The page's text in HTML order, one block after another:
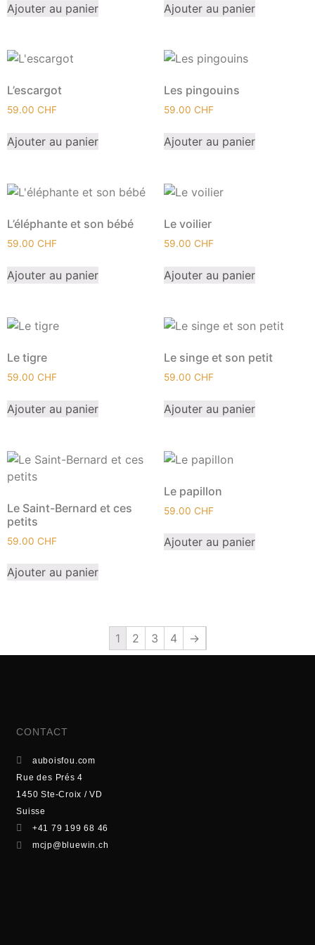
Ajouter au panier Ajouter au panier
L’escargot
59.00 CHF
Ajouter au panier
Les pingouins
59.00 CHF
Ajouter au panier
L’éléphante et son bébé
59.00 CHF
Ajouter au panier
Le voilier
59.00 CHF
Ajouter au panier
Le tigre
59.00 CHF
Ajouter au panier
Le singe et son petit
59.00 CHF
Ajouter au panier
Le Saint-Bernard et ces
petits
59.00 CHF
Ajouter au panier
Le papillon
59.00 CHF
Ajouter au panier
1 2 3 4 →
CONTACT
auboisfou.com
Rue des Prés 4
1450 Ste-Croix / VD
Suisse
+41 79 199 68 46
mcjp@bluewin.ch